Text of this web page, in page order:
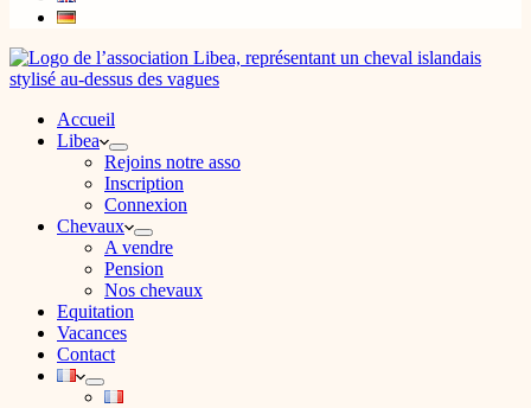
Accueil
Libea
Rejoins notre asso
Inscription
Connexion
Chevaux
A vendre
Pension
Nos chevaux
Equitation
Vacances
Contact